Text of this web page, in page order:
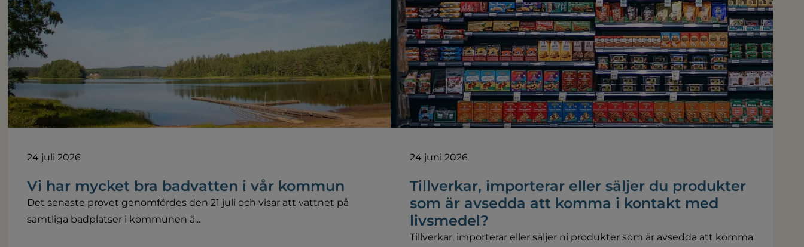
24 juli 2026
Vi har mycket bra badvatten i vår kommun
Det senaste provet genomfördes den 21 juli och visar att vattnet på
samtliga badplatser i kommunen ä...
24 juni 2026
Tillverkar, importerar eller säljer du produkter
som är avsedda att komma i kontakt med
livsmedel?
Tillverkar, importerar eller säljer ni produkter som är avsedda att komma